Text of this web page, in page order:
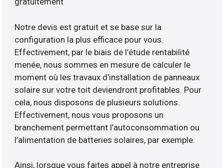
Notre devis est gratuit et se base sur la
configuration la plus efficace pour vous.
Effectivement, par le biais de l’étude rentabilité
menée, nous sommes en mesure de calculer le
moment où les travaux d’installation de panneaux
solaire sur votre toit deviendront profitables. Pour
cela, nous disposons de plusieurs solutions.
Effectivement, nous vous proposons un
branchement permettant l’autoconsommation ou
l’alimentation de batteries solaires, par exemple.
Ainsi, lorsque vous faites appel à notre entreprise